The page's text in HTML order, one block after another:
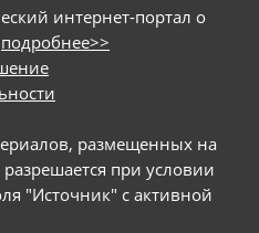
интернет-портал о
подробнее>>
размещенных на
при условии
"Источник" с активной